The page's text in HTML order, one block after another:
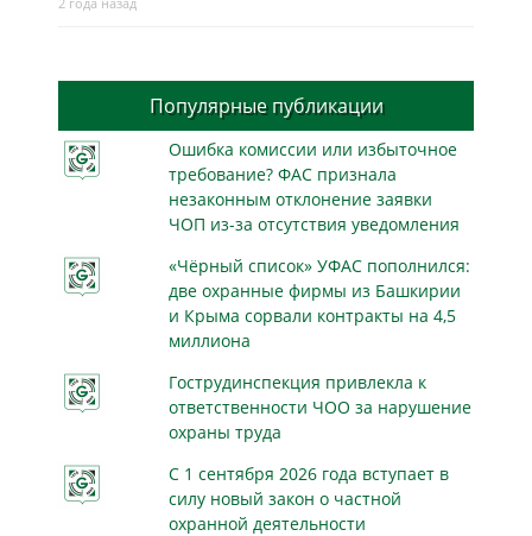
Популярные публикации
Ошибка комиссии или избыточное
требование? ФАС признала
незаконным отклонение заявки
ЧОП из-за отсутствия уведомления
«Чёрный список» УФАС пополнился:
две охранные фирмы из Башкирии
и Крыма сорвали контракты на 4,5
миллиона
Гострудинспекция привлекла к
ответственности ЧОО за нарушение
охраны труда
С 1 сентября 2026 года вступает в
силу новый закон о частной
охранной деятельности